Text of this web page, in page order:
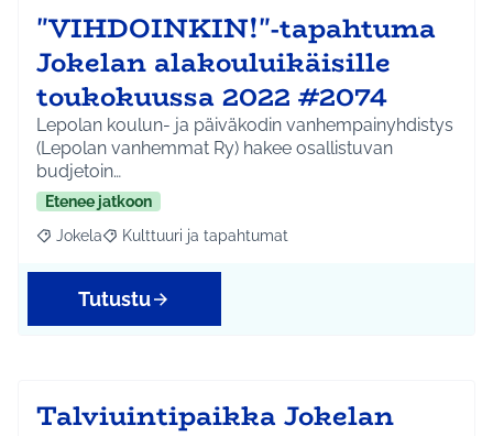
"VIHDOINKIN!"-tapahtuma
Jokelan alakouluikäisille
toukokuussa 2022 #2074
Lepolan koulun- ja päiväkodin vanhempainyhdistys
(Lepolan vanhemmat Ry) hakee osallistuvan
budjetoin…
Etenee jatkoon
Rajaa tulokset aihepiirin mukaan: Jokela
Jokela Rajaa tulokset teeman mukaan: Kulttuuri ja
Kulttuuri ja tapahtumat
Tutustu
Talviuintipaikka Jokelan